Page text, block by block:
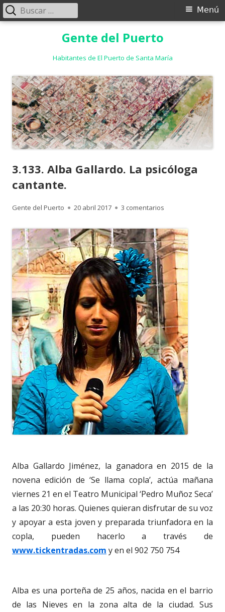
Gente del Puerto
Habitantes de El Puerto de Santa María
Menú
Menú
Buscar:
3.133. Alba Gallardo. La psicóloga
cantante.
Autor
Gente del Puerto
Publicado
20 abril 2017 3 comentarios
Alba Gallardo Jiménez, la ganadora en 2015 de la
novena edición de ‘Se llama copla’, actúa mañana
viernes 21 en el Teatro Municipal ‘Pedro Muñoz Seca’
a las 20:30 horas. Quienes quieran disfrutar de su voz
y apoyar a esta joven y preparada triunfadora en la
copla, pueden hacerlo a través de
www.tickentradas.com y en el 902 750 754
Alba es una porteña de 25 años, nacida en el barrio
de las Nieves en la zona alta de la ciudad. Sus